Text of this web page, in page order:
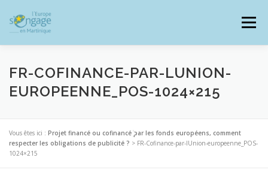
contenu
Menu
JE SUIS BÉNÉFICIAIRE
FR-COFINANCE-PAR-LUNION-
EUROPEENNE_POS-1024×215
Vous êtes ici : Projet financé ou cofinancé par les fonds européens, comment
respecter les obligations de publicité ? > FR-Cofinance-par-lUnion-europeenne_POS-
1024×215